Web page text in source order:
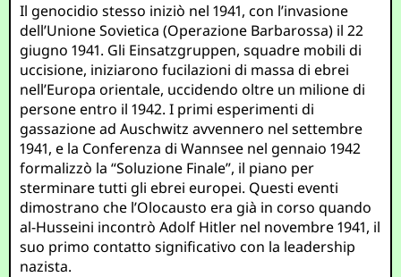
Il genocidio stesso iniziò nel 1941, con l’invasione
dell’Unione Sovietica (Operazione Barbarossa) il 22
giugno 1941. Gli Einsatzgruppen, squadre mobili di
uccisione, iniziarono fucilazioni di massa di ebrei
nell’Europa orientale, uccidendo oltre un milione di
persone entro il 1942. I primi esperimenti di
gassazione ad Auschwitz avvennero nel settembre
1941, e la Conferenza di Wannsee nel gennaio 1942
formalizzò la “Soluzione Finale”, il piano per
sterminare tutti gli ebrei europei. Questi eventi
dimostrano che l’Olocausto era già in corso quando
al-Husseini incontrò Adolf Hitler nel novembre 1941, il
suo primo contatto significativo con la leadership
nazista.